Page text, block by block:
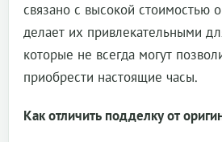
связано с высокой стоимостью
делает их привлекательными
которые не всегда могут
приобрести настоящие часы.
Как отличить подделку от